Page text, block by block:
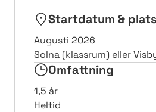
Startdatum & plats
Augusti 2026
Solna (klassrum) eller
Omfattning
1,5 år
Heltid